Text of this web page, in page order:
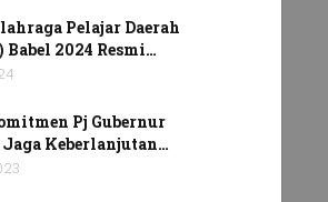
Pelajar Daerah
Babel 2024 Resmi…
Pj Gubernur
Keberlanjutan…